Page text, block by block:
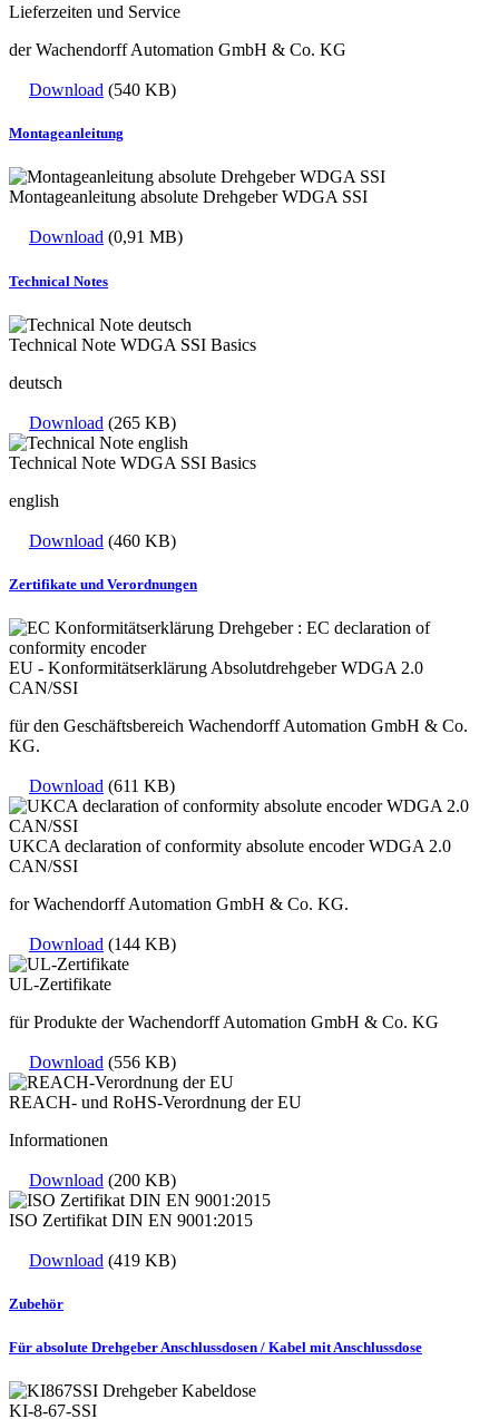
Lieferzeiten und Service
der Wachendorff Automation GmbH & Co. KG
Download (540 KB)
Montageanleitung
Montageanleitung absolute Drehgeber WDGA SSI
Download (0,91 MB)
Technical Notes
Technical Note WDGA SSI Basics
deutsch
Download (265 KB)
Technical Note WDGA SSI Basics
english
Download (460 KB)
Zertifikate und Verordnungen
EU - Konformitätserklärung Absolutdrehgeber WDGA 2.0
CAN/SSI
für den Geschäftsbereich Wachendorff Automation GmbH & Co.
KG.
Download (611 KB)
UKCA declaration of conformity absolute encoder WDGA 2.0
CAN/SSI
for Wachendorff Automation GmbH & Co. KG.
Download (144 KB)
UL-Zertifikate
für Produkte der Wachendorff Automation GmbH & Co. KG
Download (556 KB)
REACH- und RoHS-Verordnung der EU
Informationen
Download (200 KB)
ISO Zertifikat DIN EN 9001:2015
Download (419 KB)
Zubehör
Für absolute Drehgeber Anschlussdosen / Kabel mit Anschlussdose
KI-8-67-SSI